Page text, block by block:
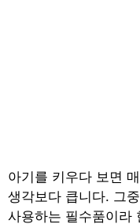
아기를 키우다 보면
생각보다 큽니다. 그
사용하는 필수품이라